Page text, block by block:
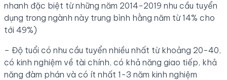
nhanh đặc biệt từ những năm 2014-2019 nhu cầu tuyển
dụng trong ngành này trung bình hằng năm từ 14% cho
tới 49%)
– Độ tuổi có nhu cầu tuyển nhiều nhất từ khoảng 20-40,
có kinh nghiệm về tài chính, có khả năng giao tiếp, khả
năng đàm phán và có ít nhất 1-3 năm kinh nghiệm